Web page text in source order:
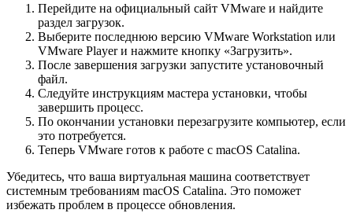
Перейдите на официальный сайт VMware и найдите
раздел загрузок.
Выберите последнюю версию VMware Workstation или
VMware Player и нажмите кнопку «Загрузить».
После завершения загрузки запустите установочный
файл.
Следуйте инструкциям мастера установки, чтобы
завершить процесс.
По окончании установки перезагрузите компьютер, если
это потребуется.
Теперь VMware готов к работе с macOS Catalina.
Убедитесь, что ваша виртуальная машина соответствует
системным требованиям macOS Catalina. Это поможет
избежать проблем в процессе обновления.